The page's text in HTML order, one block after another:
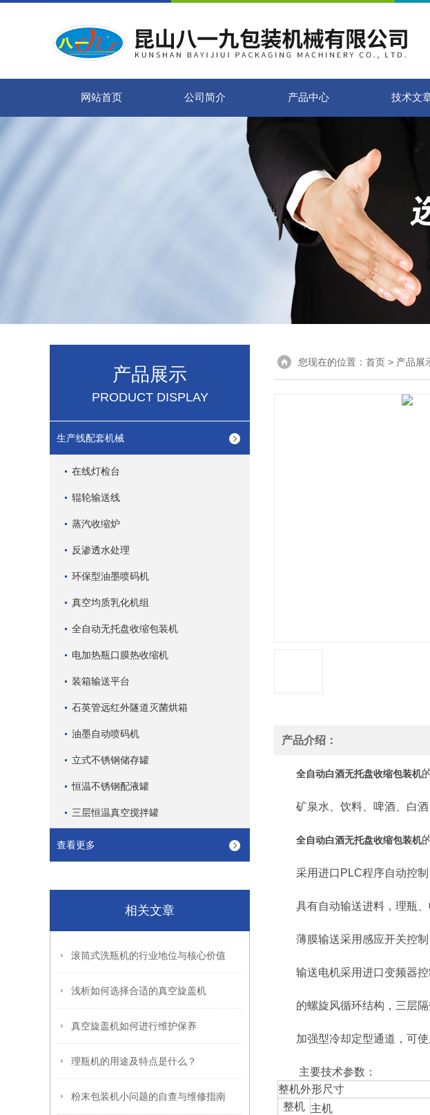
网站首页 公司简介 产品中心 技术文
产品展示
PRODUCT DISPLAY
生产线配套机械
在线灯检台
辊轮输送线
蒸汽收缩炉
反渗透水处理
环保型油墨喷码机
真空均质乳化机组
全自动无托盘收缩包装机
电加热瓶口膜热收缩机
装箱输送平台
石英管远红外隧道灭菌烘箱
油墨自动喷码机
立式不锈钢储存罐
恒温不锈钢配液罐
三层恒温真空搅拌罐
查看更多
相关文章
滚筒式洗瓶机的行业地位与核心价值
浅析如何选择合适的真空旋盖机
真空旋盖机如何进行维护保养
理瓶机的用途及特点是什么？
粉末包装机小问题的自查与维修指南
您现在的位置： 首页 > 产品展
产品介绍：
全自动白酒无托盘收缩包装机
矿泉水、饮料、啤酒、白酒
全自动白酒无托盘收缩包装机
采用进口PLC程序自动控制
具有自动输送进料，理瓶、
薄膜输送采用感应开关控制
输送电机采用进口变频器控
的螺旋风循环结构，三层隔
加强型冷却定型通道，可使
主要技术参
整机外形尺寸
整机 主机